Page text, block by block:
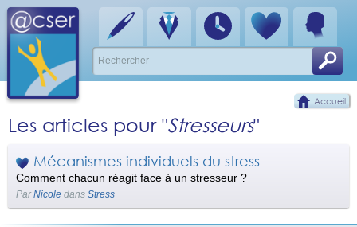
Accueil
Les articles pour "Stresseurs"
Mécanismes individuels du stress
Comment chacun réagit face à un stresseur ?
ParNicole dans Stress